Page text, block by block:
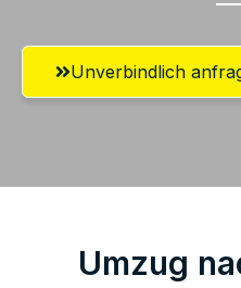
Unverbindlich
Umzug